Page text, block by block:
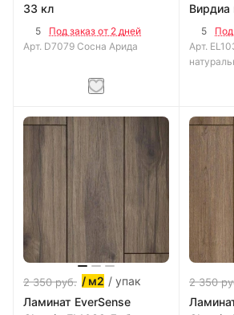
33 кл
5
Под заказ от 2 дней
Арт. D7079 Сосна Арида
Вирдиа
5
Под
Арт.
2 350руб. / м2 / упак
Ламинат EverSense
2 350